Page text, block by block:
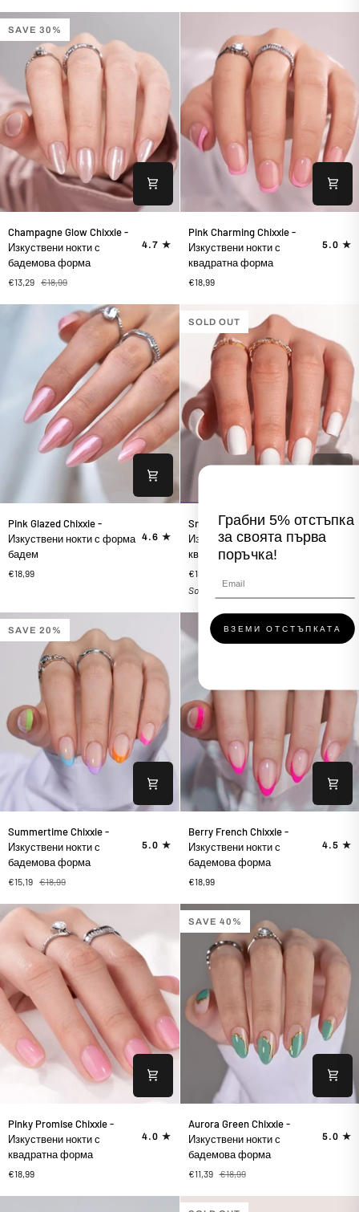
квадратна
форма
SAVE 30%
Glow
Chixxie
-
Изкуствени
Champagne Glow Chixxie -
Изкуствени нокти с
бадемова форма
4.7
€13,29 €18,99
Charming
Chixxie
-
Изкуствени
с
квадратна
форма
Pink Charming Chixxie -
Изкуствени нокти с
квадратна форма
5.0
€18,99
Glazed
Chixxie
-
Изкуствени
форма
Pink Glazed Chixxie -
Изкуствени нокти с форма
бадем
4.6
€18,99
SOLD OUT
White
Chixxie
-
Изкуствени
нокти
квадратна
форма
Snow White Chixxie -
Изкуствени нокти с
квадратна форма
3.8
€18,99
Sold Out
SAVE 20%
Chixxie
-
Изкуствени
нокти
с
бадемова
форма
Summertime Chixxie -
Изкуствени нокти с
бадемова форма
5.0
€15,19 €18,99
French
Chixxie
-
Изкуствени
нокти
с
бадемова
форма
Berry French Chixxie -
Изкуствени нокти с
бадемова форма
4.5
€18,99
Promise
Chixxie
-
Изкуствени
Pinky Promise Chixxie -
Изкуствени нокти с
квадратна форма
4.0
€18,99
SAVE 40%
Green
Chixxie
-
Изкуствени
с
Aurora Green Chixxie -
Изкуствени нокти с
бадемова форма
5.0
€11,39 €18,99
Грабни 5% отстъпка
за своята първа
поръчка!
ВЗЕМИ ОТСТЪПКАТА